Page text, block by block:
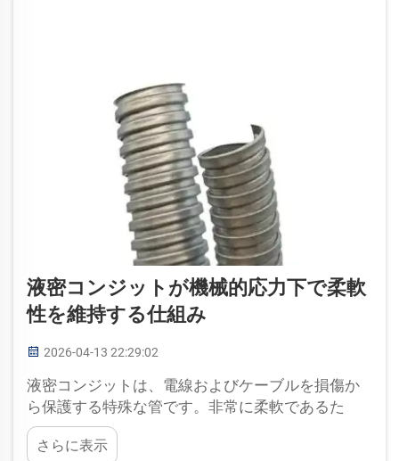
液密コンジットが機械的応力下で柔軟
性を維持する仕組み
2026-04-13 22:29:02
液密コンジットは、電線およびケーブルを損傷か
ら保護する特殊な管です。非常に柔軟であるた
め、折れることなく容易に曲げたりねじったりで
きます。この柔軟性は極めて重要であり、機械的
さらに表示